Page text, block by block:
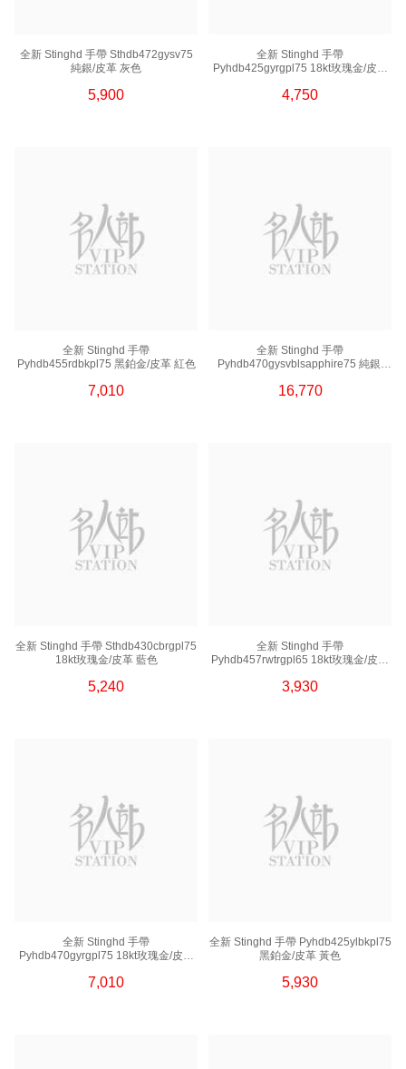
全新 Stinghd 手帶 Sthdb472gysv75
純銀/皮革 灰色
5,900
全新 Stinghd 手帶
Pyhdb425gyrgpl75 18kt玫瑰金/皮革
4,750
全新 Stinghd 手帶
Pyhdb455rdbkpl75 黑鉑金/皮革 紅色
7,010
全新 Stinghd 手帶
Pyhdb470gysvblsapphire75 純銀/
16,770
全新 Stinghd 手帶 Sthdb430cbrgpl75
18kt玫瑰金/皮革 藍色
5,240
全新 Stinghd 手帶
Pyhdb457rwtrgpl65 18kt玫瑰金/皮革
3,930
全新 Stinghd 手帶
Pyhdb470gyrgpl75 18kt玫瑰金/皮革
7,010
全新 Stinghd 手帶 Pyhdb425ylbkpl75
黑鉑金/皮革 黃色
5,930